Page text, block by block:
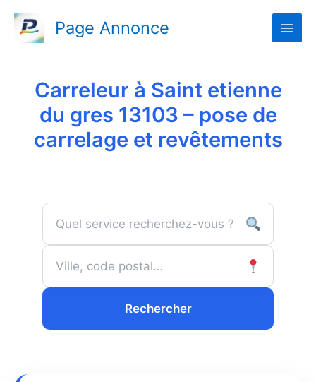
contenu
Page Annonce
Carreleur à Saint etienne
du gres 13103 – pose de
carrelage et revêtements
Rechercher